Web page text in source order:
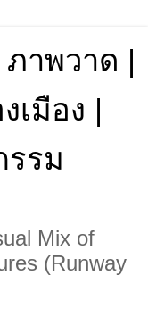
าพวาด |
เมือง |
รรม
Mix of
(Runway